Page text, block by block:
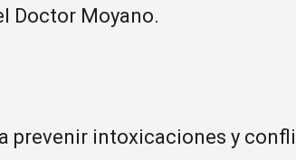
Doctor Moyano.
prevenir intoxicaciones y